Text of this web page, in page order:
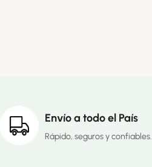
Envío a todo el País
Rápido, seguros y confiables.